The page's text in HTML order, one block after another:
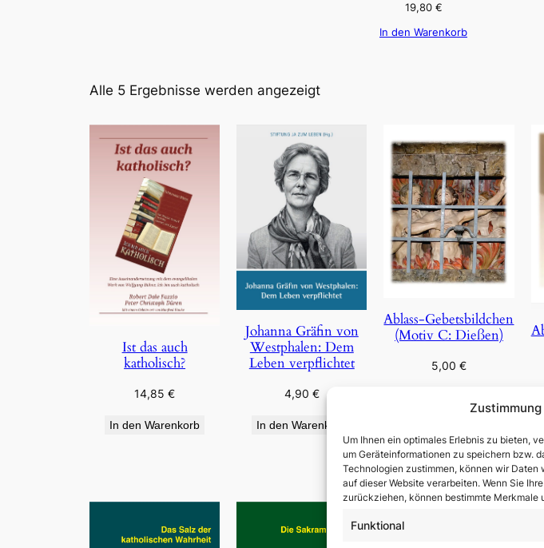
Um Ihnen ein optimales Erlebnis zu bieten,
um Geräteinformationen zu speichern bzw.
Technologien zustimmen, können wir
auf dieser Website verarbeiten. Wenn Sie
zurückziehen, können bestimmte
Funktional
19,80 €
In den Warenkorb
Alle 5 Ergebnisse werden angezeigtNach
sortiert
Ist das auch
katholisch?
14,85€
In den Warenkorb
Johanna Gräfin von
Westphalen: Dem
Leben verpflichtet
4,90 €
In den Warenkorb
Ablass-Gebetsbildchen
(Motiv C: Dießen)
5,00 €